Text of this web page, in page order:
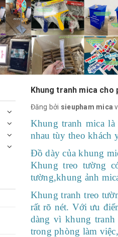
Khung tranh mica cho
Đăng bởi sieupham mica
Khung tranh mica
nhau tùy theo khách
Đồ dày của khung
Khung treo tường
tường,khung ảnh
Khung tranh treo
rất rõ nét. Với ưu
dàng vì khung
trong phòng làm